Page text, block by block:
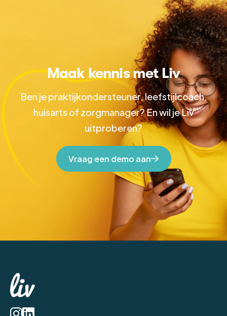
Maak kennis met Liv
Ben je praktijkondersteuner, leefstijlcoach,
huisarts of zorgmanager? En wil je Liv
uitproberen?
Vraag een demo aan